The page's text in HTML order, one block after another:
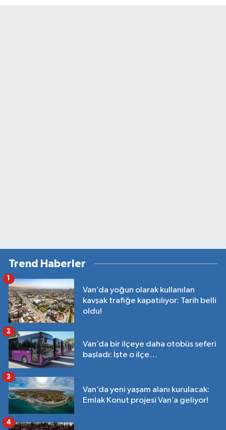
Trend Haberler
Van’da yoğun olarak kullanılan
kavşak trafiğe kapatılıyor: Tarih belli
oldu!
1
Van’da bir ilçeye daha otobüs seferi
başladı: İşte o ilçe…
2
Van’da yeni yaşam alanı kurulacak:
Emlak Konut projesi Van’a geliyor!
3
4